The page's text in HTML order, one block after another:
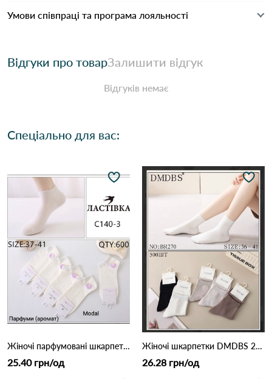
Умови співпраці та програма лояльності
Відгуки про товарЗалишити відгук
Відгуків немає
Спеціально для вас:
Жіночі парфумовані шкарпетки ЛАСТІВКА з модалу (Опт) 140-3 Білий
25.40 грн/од
Жіночі шкарпетки DMDBS 270 Різні кольори
26.28 грн/од